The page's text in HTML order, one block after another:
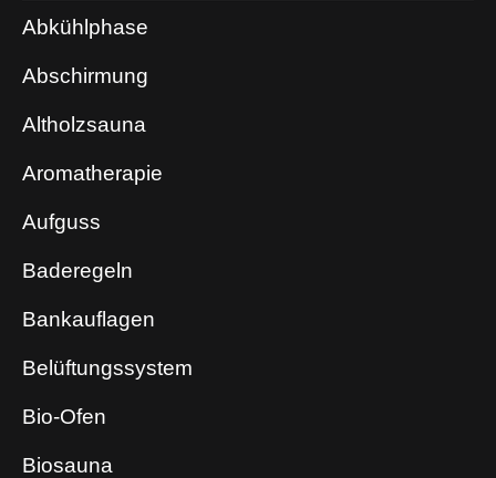
Abkühlphase
Abschirmung
Altholzsauna
Aromatherapie
Aufguss
Baderegeln
Bankauflagen
Belüftungssystem
Bio-Ofen
Biosauna